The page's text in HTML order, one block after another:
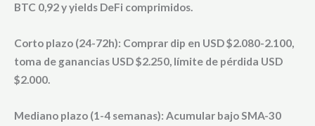
BTC 0,92 y yields DeFi comprimidos.
Corto plazo (24-72h): Comprar dip en USD $2.080-2.100,
toma de ganancias USD $2.250, límite de pérdida USD
$2.000.
Mediano plazo (1-4 semanas): Acumular bajo SMA-30